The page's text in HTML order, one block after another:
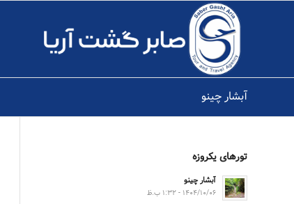
آبشار چینو
تورهای یکروزه
آبشار چینو
۱۴۰۴/۱۰/۰۶ - ۱:۳۲ ب.ظ